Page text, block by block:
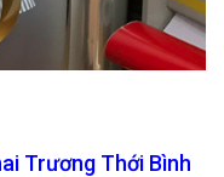
Trương Thới Bình